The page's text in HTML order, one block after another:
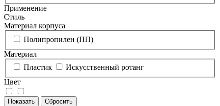
Применение
Стиль
Материал корпуса
Полипропилен (ПП)
Материал
Пластик
Искусственный ротанг
Цвет